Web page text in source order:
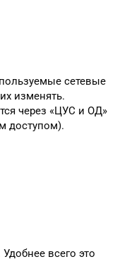
сетевые
изменять.
через «ЦУС и ОД»
доступом).
всего это